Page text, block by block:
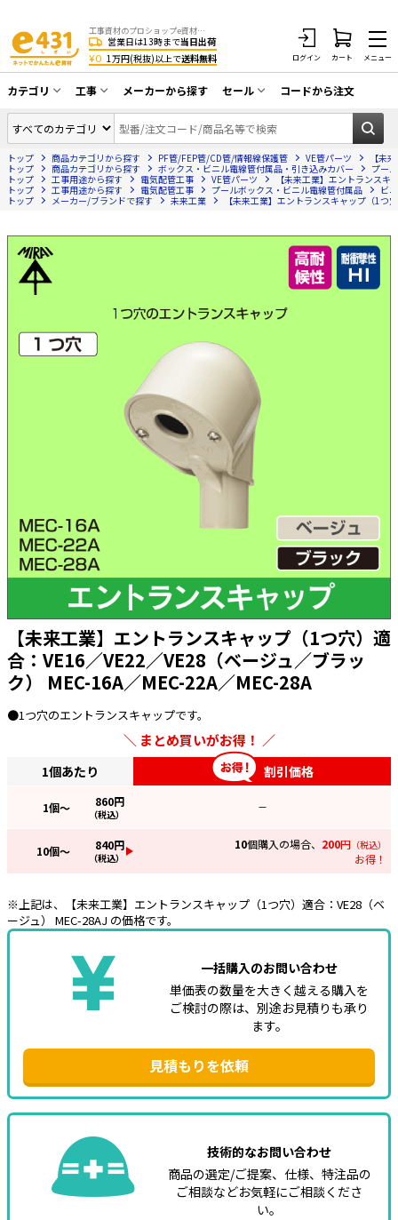
工事資材のプロショップe資材 CATV・アンテナ・防犯・光・LAN・電気・空調工事など
営業日は13時まで当日出荷
¥0 1万円(税抜)以上で送料無料 ログイン カート メニュー
カテゴリ
同軸ケーブル／テレビ用接栓／関連工具
アンテナ・取付金具・ブースター／CATV
部材類
配線補助具（モール・結束バンド・テー
プ類 他）
光ファイバー・融着接続機関連
LANケーブル・コネクタ・関連資材/機器
ネットワーク機器
エアコン・換気扇・空調資材
太陽光発電ケーブル・コネクタ・関連資
電源ケーブル／コネクタ／分電盤／ブレ
照明・照明器具
電源タップ・延長コード
スイッチ・コンセント（配線器具）
PF管/FEP管/CD管/情報線保護管
ボックス・ビニル電線管付属品・引き込
みカバー
暑さ対策
工事
CATV・アンテナ工事
光工事・FTTH工事
エアコン・換気扇工事
EV充電設備工事
照明設置工事
太陽光発電工事
ホテル・病院向け
メーカーから探す セール
在庫一掃セール
コードから注文
トップ 商品カテゴリから探す PF管/FEP管/CD管/情報線保護管 VE管パーツ
【未
トップ
商品カテゴリから探す ボックス・ビニル電線管付属品・引き込みカバー
プー
トップ
工事用途から探す 電気配管工事 VE管パーツ
【未来工業】エントランス
トップ
工事用途から探す 電気配管工事 プールボックス・ビニル電線管付属品
ビ
トップ
メーカー/ブランドで探す 未来工業 【未来工業】エントランスキャップ（1つ
【未来工業】エントランスキャップ（1つ穴）適
合：VE16／VE22／VE28（ベージュ／ブラッ
ク） MEC-16A／MEC-22A／MEC-28A
●1つ穴のエントランスキャップです。
まとめ買いがお得！
1個あたり 割引価格
1個～ 860円
（税込）
—
10個～ 840円
（税込）
10個購入の場合、 200円 （税込）
お得！
※上記は、【未来工業】エントランスキャップ（1つ穴）適合：VE28（ベ
ージュ） MEC-28AJ の価格です。
一括購入のお問い合わせ
単価表の数量を大きく越える購入を
ご検討の際は、別途お見積りも承り
ます。
見積もりを依頼
技術的なお問い合わせ
商品の選定/ご提案、仕様、特注品の
ご相談などお気軽にご相談くださ
い。